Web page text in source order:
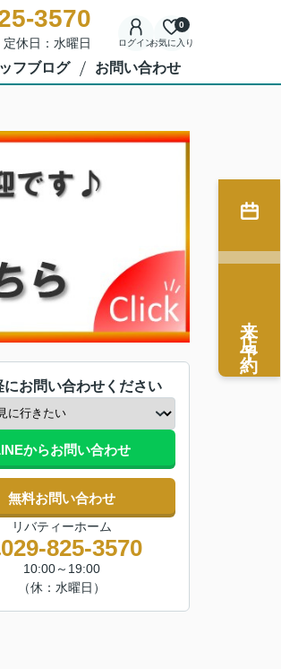
3570
休日：水曜日 ログインお気に入り
0
フブログ お問い合わせ
にお問い合わせください
からお問い合わせ
無料お問い合わせ
リバティーホーム
029-825-3570
10:00～19:00
（休：水曜日）
来店予約